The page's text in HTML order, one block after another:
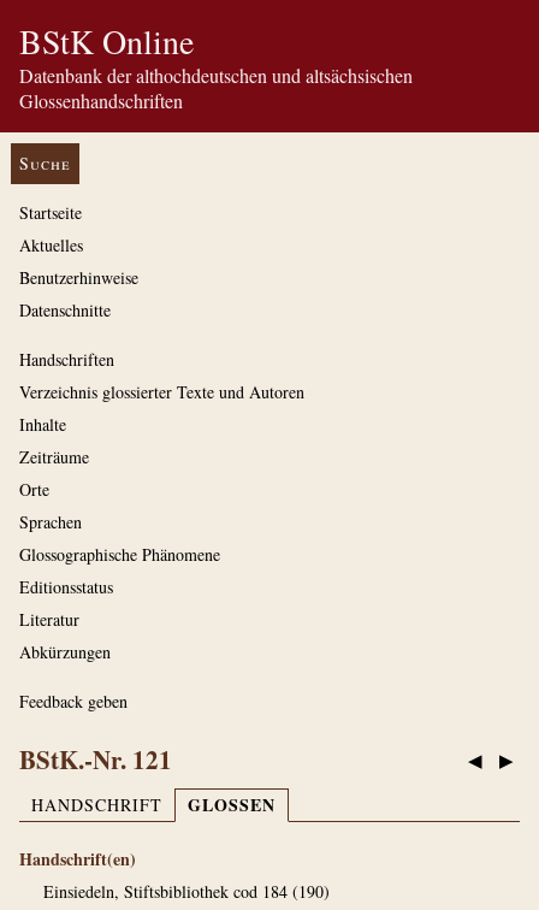
BStK Online
Datenbank der althochdeutschen und altsächsischen
Glossenhandschriften
Suche
Startseite
Aktuelles
Benutzerhinweise
Datenschnitte
Handschriften
Verzeichnis glossierter Texte und Autoren
Inhalte
Zeiträume
Orte
Sprachen
Glossographische Phänomene
Editionsstatus
Literatur
Abkürzungen
Feedback geben
◀ ▶
BStK.-Nr. 121
HANDSCHRIFT GLOSSEN
Handschrift(en)
Einsiedeln, Stiftsbibliothek cod 184 (190)